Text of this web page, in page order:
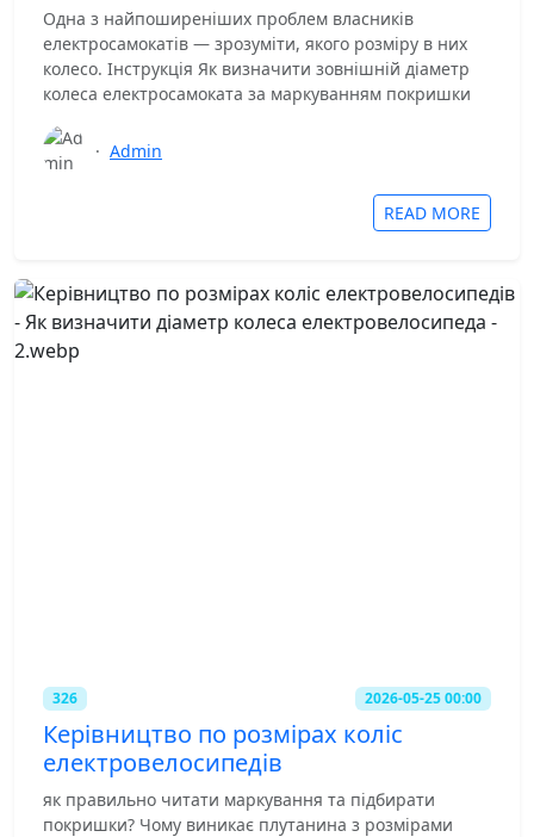
Одна з найпоширеніших проблем власників
електросамокатів — зрозуміти, якого розміру в них
колесо. Інструкція Як визначити зовнішній діаметр
колеса електросамоката за маркуванням покришки
· Admin
READ MORE
326 2026-05-25 00:00
Керівництво по розмірах коліс
електровелосипедів
як правильно читати маркування та підбирати
покришки? Чому виникає плутанина з розмірами